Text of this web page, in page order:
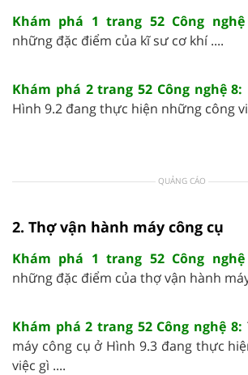
Khám phá 1 trang 52 Công
những đặc điểm của kĩ sư cơ khí ....
Khám phá 2 trang 52 Công nghệ 8:
Hình 9.2 đang thực hiện những công
QUẢNG CÁO
2. Thợ vận hành máy công cụ
Khám phá 1 trang 52 Công
những đặc điểm của thợ vận hành
Khám phá 2 trang 52 Công nghệ 8:
máy công cụ ở Hình 9.3 đang thực
việc gì ....